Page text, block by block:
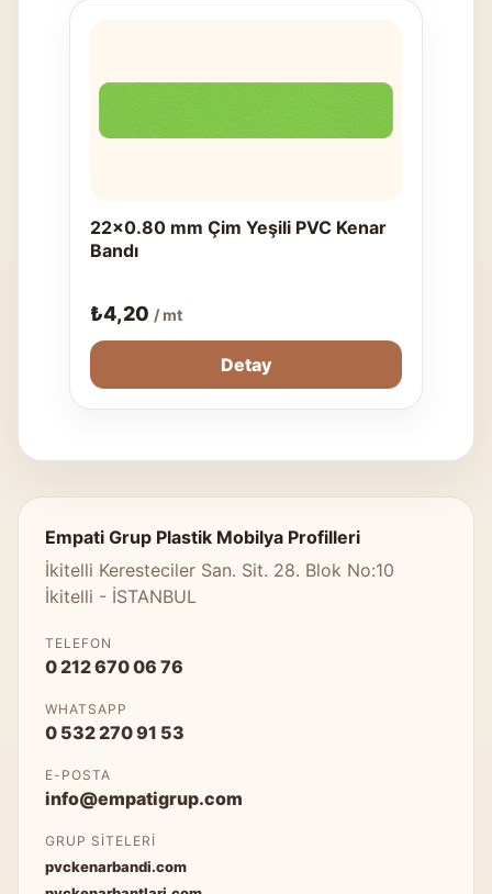
22x0.80 mm Çim Yeşili PVC Kenar
Bandı
₺4,20 / mt
Detay
Empati Grup Plastik Mobilya Profilleri
İkitelli Keresteciler San. Sit. 28. Blok No:10
İkitelli - İSTANBUL
TELEFON
0 212 670 06 76
WHATSAPP
0 532 270 91 53
E-POSTA
info@empatigrup.com
GRUP SITELERI
pvckenarbandi.com